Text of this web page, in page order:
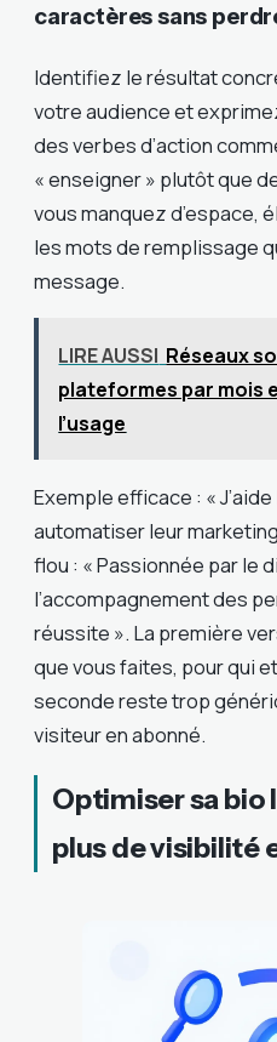
caractères sans
Identifiez le résultat
votre audience et
des verbes d’action
« enseigner » plutôt que
vous manquez d’espace,
les mots de remplissage
message.
LIRE AUSSI Réseaux
plateformes par mois
l’usage
Exemple efficace : «
automatiser leur
flou : « Passionnée par le
l’accompagnement des
réussite ». La première
que vous faites, pour qui
seconde reste trop
visiteur en abonné.
Optimiser sa bio
plus de visibilité